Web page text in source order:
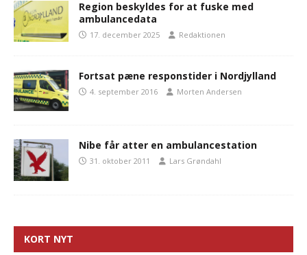
Region beskyldes for at fuske med
ambulancedata
17. december 2025 Redaktionen
Fortsat pæne responstider i Nordjylland
4. september 2016 Morten Andersen
Nibe får atter en ambulancestation
31. oktober 2011 Lars Grøndahl
KORT NYT